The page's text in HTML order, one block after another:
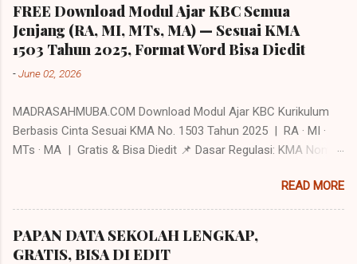
FREE Download Modul Ajar KBC Semua
Jenjang (RA, MI, MTs, MA) — Sesuai KMA
1503 Tahun 2025, Format Word Bisa Diedit
-June 02, 2026
MADRASAHMUBA.COM Download Modul Ajar KBC Kurikulum
Berbasis Cinta Sesuai KMA No. 1503 Tahun 2025 | RA · MI ·
MTs · MA | Gratis & Bisa Diedit 📌 Dasar Regulasi: KMA Nomor
2024 — menegaskan Kurikulum Berbasis Cinta (KBC) dan
Pembelajaran Mendalam (Deep Learning) sebagai filosofi
MA, dan MAK. 📋 Daftar Isi Apa Itu Kurikulum Berbasis Cinta
READ MORE
PAPAN DATA SEKOLAH LENGKAP,
GRATIS, BISA DI EDIT